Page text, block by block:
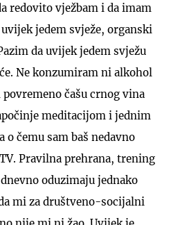
redovito vježbam i da imam
jedem svježe, organski
da uvijek jedem svježu
Ne konzumiram ni alkohol
čašu crnog vina
meditacijom i jednim
o čemu sam baš nedavno
Pravilna prehrana, trening
oduzimaju jednako
mi za društveno-socijalni